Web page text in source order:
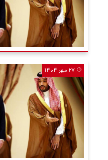
۲۷ مهر ۱۴۰۴